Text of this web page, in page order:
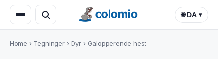
🌐 DA ▾
Home › Tegninger › Dyr › Galopperende hest